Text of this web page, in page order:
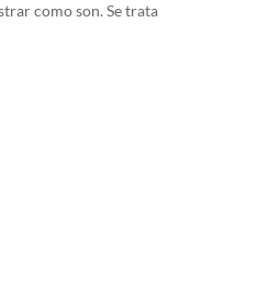
como son. Se trata